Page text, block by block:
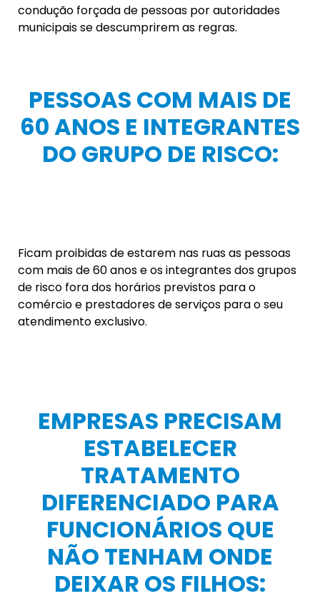
condução forçada de pessoas por autoridades
municipais se descumprirem as regras.
PESSOAS COM MAIS DE
60 ANOS E INTEGRANTES
DO GRUPO DE RISCO:
Ficam proibidas de estarem nas ruas as pessoas
com mais de 60 anos e os integrantes dos grupos
de risco fora dos horários previstos para o
comércio e prestadores de serviços para o seu
atendimento exclusivo.
EMPRESAS PRECISAM
ESTABELECER
TRATAMENTO
DIFERENCIADO PARA
FUNCIONÁRIOS QUE
NÃO TENHAM ONDE
DEIXAR OS FILHOS: